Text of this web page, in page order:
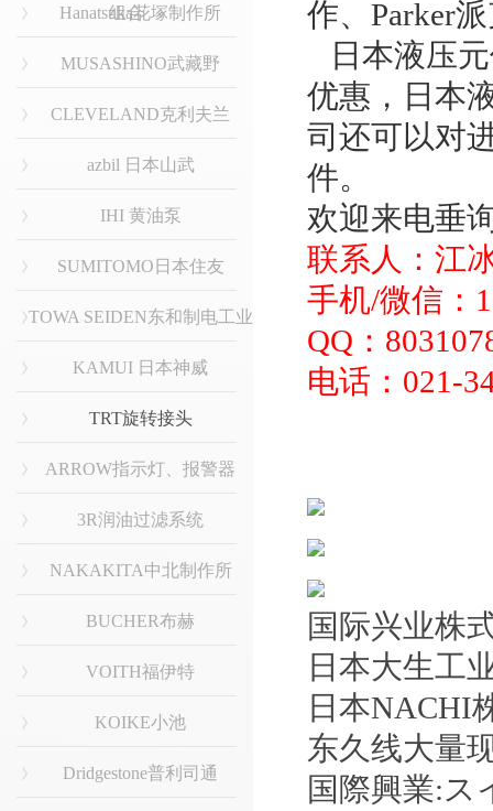
组合
Hanatsuka花塚制作所
MUSASHINO武藏野
CLEVELAND克利夫兰
azbil 日本山武
IHI 黄油泵
SUMITOMO日本住友
TOWA SEIDEN东和制电工业
KAMUI 日本神威
TRT旋转接头
ARROW指示灯、报警器
3R润油过滤系统
NAKAKITA中北制作所
BUCHER布赫
VOITH福伊特
KOIKE小池
Dridgestone普利司通
作、Parker
日本液压
优惠，日本
司还可以对
件。
欢迎来电垂
联系人：江
手机/微信：
QQ：
电话：021-
国际兴业株
日本大生工
日本NACHI
东久线大量
国際興業:ス